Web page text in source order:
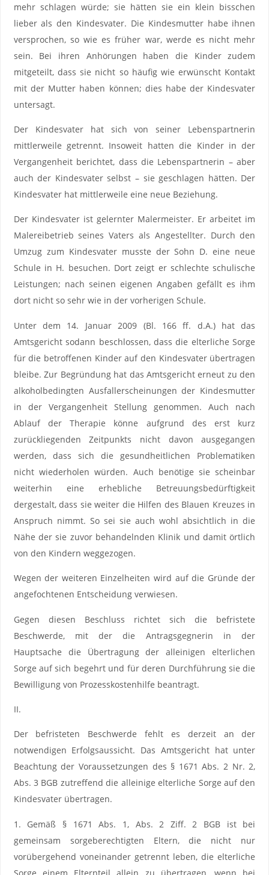
mehr schlagen würde; sie hätten sie ein klein bisschen
lieber als den Kindesvater. Die Kindesmutter habe ihnen
versprochen, so wie es früher war, werde es nicht mehr
sein. Bei ihren Anhörungen haben die Kinder zudem
mitgeteilt, dass sie nicht so häufig wie erwünscht Kontakt
mit der Mutter haben können; dies habe der Kindesvater
untersagt.
Der Kindesvater hat sich von seiner Lebenspartnerin
mittlerweile getrennt. Insoweit hatten die Kinder in der
Vergangenheit berichtet, dass die Lebenspartnerin – aber
auch der Kindesvater selbst – sie geschlagen hätten. Der
Kindesvater hat mittlerweile eine neue Beziehung.
Der Kindesvater ist gelernter Malermeister. Er arbeitet im
Malereibetrieb seines Vaters als Angestellter. Durch den
Umzug zum Kindesvater musste der Sohn D. eine neue
Schule in H. besuchen. Dort zeigt er schlechte schulische
Leistungen; nach seinen eigenen Angaben gefällt es ihm
dort nicht so sehr wie in der vorherigen Schule.
Unter dem 14. Januar 2009 (Bl. 166 ff. d.A.) hat das
Amtsgericht sodann beschlossen, dass die elterliche Sorge
für die betroffenen Kinder auf den Kindesvater übertragen
bleibe. Zur Begründung hat das Amtsgericht erneut zu den
alkoholbedingten Ausfallerscheinungen der Kindesmutter
in der Vergangenheit Stellung genommen. Auch nach
Ablauf der Therapie könne aufgrund des erst kurz
zurückliegenden Zeitpunkts nicht davon ausgegangen
werden, dass sich die gesundheitlichen Problematiken
nicht wiederholen würden. Auch benötige sie scheinbar
weiterhin eine erhebliche Betreuungsbedürftigkeit
dergestalt, dass sie weiter die Hilfen des Blauen Kreuzes in
Anspruch nimmt. So sei sie auch wohl absichtlich in die
Nähe der sie zuvor behandelnden Klinik und damit örtlich
von den Kindern weggezogen.
Wegen der weiteren Einzelheiten wird auf die Gründe der
angefochtenen Entscheidung verwiesen.
Gegen diesen Beschluss richtet sich die befristete
Beschwerde, mit der die Antragsgegnerin in der
Hauptsache die Übertragung der alleinigen elterlichen
Sorge auf sich begehrt und für deren Durchführung sie die
Bewilligung von Prozesskostenhilfe beantragt.
II.
Der befristeten Beschwerde fehlt es derzeit an der
notwendigen Erfolgsaussicht. Das Amtsgericht hat unter
Beachtung der Voraussetzungen des § 1671 Abs. 2 Nr. 2,
Abs. 3 BGB zutreffend die alleinige elterliche Sorge auf den
Kindesvater übertragen.
1. Gemäß § 1671 Abs. 1, Abs. 2 Ziff. 2 BGB ist bei
gemeinsam sorgeberechtigten Eltern, die nicht nur
vorübergehend voneinander getrennt leben, die elterliche